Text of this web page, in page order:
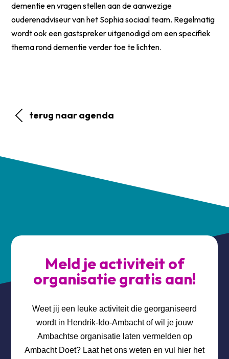
dementie en vragen stellen aan de aanwezige
ouderenadviseur van het Sophia sociaal team. Regelmatig
wordt ook een gastspreker uitgenodigd om een specifiek
thema rond dementie verder toe te lichten.
terug naar agenda
Meld je activiteit of
organisatie gratis aan!
Weet jij een leuke activiteit die georganiseerd
wordt in Hendrik-Ido-Ambacht of wil je jouw
Ambachtse organisatie laten vermelden op
Ambacht Doet? Laat het ons weten en vul hier het